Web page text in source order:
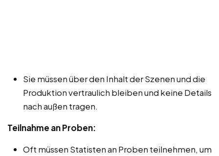
Sie müssen über den Inhalt der Szenen und die
Produktion vertraulich bleiben und keine Details
nach außen tragen.
Teilnahme an Proben:
Oft müssen Statisten an Proben teilnehmen, um